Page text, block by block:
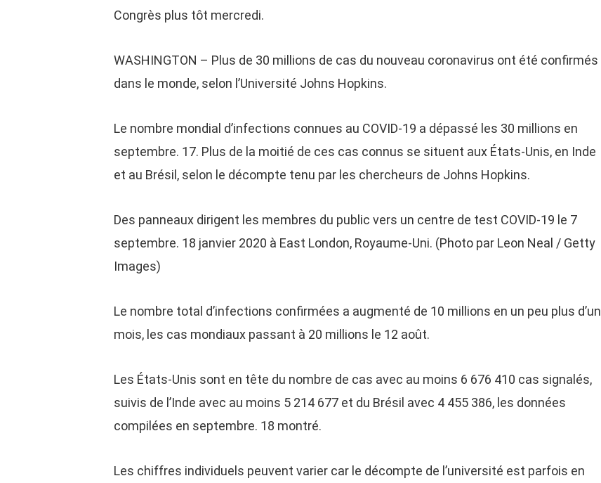
Congrès plus tôt mercredi.
WASHINGTON – Plus de 30 millions de cas du nouveau coronavirus ont été confirmés
dans le monde, selon l’Université Johns Hopkins.
Le nombre mondial d’infections connues au COVID-19 a dépassé les 30 millions en
septembre. 17. Plus de la moitié de ces cas connus se situent aux États-Unis, en Inde
et au Brésil, selon le décompte tenu par les chercheurs de Johns Hopkins.
Des panneaux dirigent les membres du public vers un centre de test COVID-19 le 7
septembre. 18 janvier 2020 à East London, Royaume-Uni. (Photo par Leon Neal / Getty
Images)
Le nombre total d’infections confirmées a augmenté de 10 millions en un peu plus d’un
mois, les cas mondiaux passant à 20 millions le 12 août.
Les États-Unis sont en tête du nombre de cas avec au moins 6 676 410 cas signalés,
suivis de l’Inde avec au moins 5 214 677 et du Brésil avec 4 455 386, les données
compilées en septembre. 18 montré.
Les chiffres individuels peuvent varier car le décompte de l’université est parfois en